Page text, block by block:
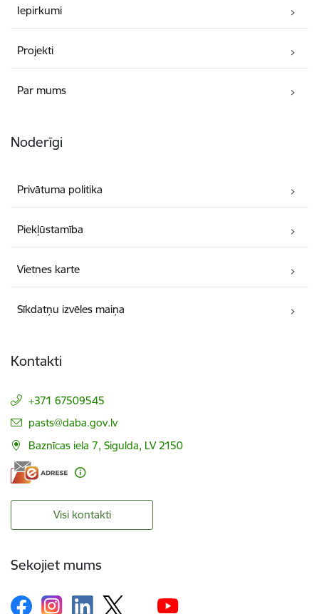
Iepirkumi
Projekti
Par mums
Noderīgi
Privātuma politika
Piekļūstamība
Vietnes karte
Sīkdatņu izvēles maiņa
Kontakti
+371 67509545
E-pasts:
pasts@daba.gov.lv
Baznīcas iela 7, Sigulda, LV 2150
Visi kontakti
Sekojiet mums